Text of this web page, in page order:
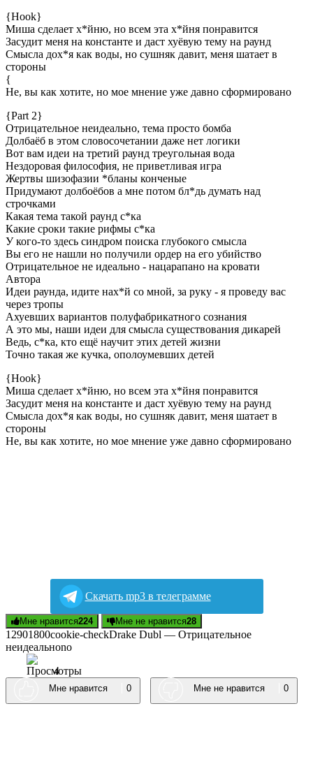
{Hook}
Миша сделает х*йню, но всем эта х*йня понравится
Засудит меня на константе и даст хуёвую тему на раунд
Смысла дох*я как воды, но сушняк давит, меня шатает в
стороны
{
Не, вы как хотите, но мое мнение уже давно сформировано
{Part 2}
Отрицательное неидеально, тема просто бомба
Долбаёб в этом словосочетании даже нет логики
Вот вам идеи на третий раунд треугольная вода
Нездоровая философия, не приветливая игра
Жертвы шизофазии *бланы конченые
Придумают долбоёбов а мне потом бл*дь думать над
строчками
Какая тема такой раунд с*ка
Какие сроки такие рифмы с*ка
У кого-то здесь синдром поиска глубокого смысла
Вы его не нашли но получили ордер на его убийство
Отрицательное не идеально - нацарапано на кровати
Автора
Идеи раунда, идите нах*й со мной, за руку - я проведу вас
через тропы
Ахуевших вариантов полуфабрикатного сознания
А это мы, наши идеи для смысла существования дикарей
Ведь, с*ка, кто ещё научит этих детей жизни
Точно такая же кучка, ополоумевших детей
{Hook}
Миша сделает х*йню, но всем эта х*йня понравится
Засудит меня на константе и даст хуёвую тему на раунд
Смысла дох*я как воды, но сушняк давит, меня шатает в
стороны
Не, вы как хотите, но мое мнение уже давно сформировано
Скачать mp3 в телеграмме
Мне нравится224 Мне не нравится28
12901800cookie-checkDrаkе Dubl — Oтpицaтeльнoe
нeидeaльнono
4
Мне нравится 0 Мне не нравится 0